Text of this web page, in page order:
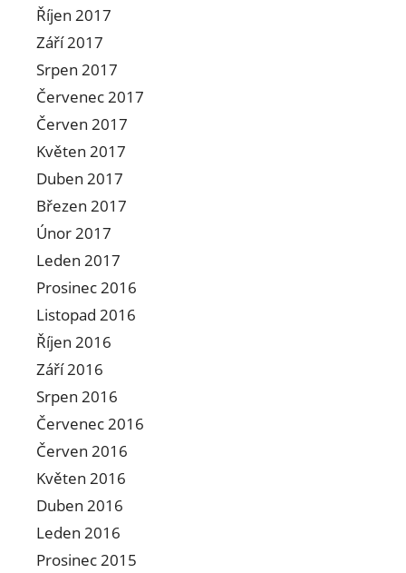
Říjen 2017
Září 2017
Srpen 2017
Červenec 2017
Červen 2017
Květen 2017
Duben 2017
Březen 2017
Únor 2017
Leden 2017
Prosinec 2016
Listopad 2016
Říjen 2016
Září 2016
Srpen 2016
Červenec 2016
Červen 2016
Květen 2016
Duben 2016
Leden 2016
Prosinec 2015